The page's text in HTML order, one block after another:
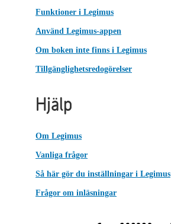
Funktioner i Legimus
Använd Legimus-appen
Om boken inte finns i Legimus
Tillgänglighetsredogörelser
Hjälp
Om Legimus
Vanliga frågor
Så här gör du inställningar i Legimus
Frågor om inläsningar